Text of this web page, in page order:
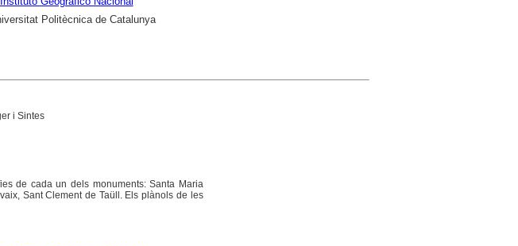
Politècnica de Catalunya
i Sintes
de cada un dels monuments: Santa Maria
Sant Clement de Taüll. Els plànols de les